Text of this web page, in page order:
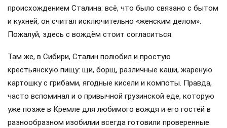
происхождением Сталина: всё, что было связано с бытом
и кухней, он считал исключительно «женским делом».
Пожалуй, здесь с вождём стоит согласиться.
Там же, в Сибири, Сталин полюбил и простую
крестьянскую пищу: щи, борщ, различные каши, жареную
картошку с грибами, ягодные кисели и компоты. Правда,
часто вспоминал и о привычной грузинской еде, которую
уже позже в Кремле для любимого вождя и его гостей в
разнообразном изобилии всегда готовили проверенные